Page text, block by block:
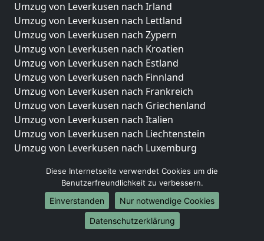
Umzug von Leverkusen nach Irland
Umzug von Leverkusen nach Lettland
Umzug von Leverkusen nach Zypern
Umzug von Leverkusen nach Kroatien
Umzug von Leverkusen nach Estland
Umzug von Leverkusen nach Finnland
Umzug von Leverkusen nach Frankreich
Umzug von Leverkusen nach Griechenland
Umzug von Leverkusen nach Italien
Umzug von Leverkusen nach Liechtenstein
Umzug von Leverkusen nach Luxemburg
Umzug von Leverkusen nach Norwegen
Umzüge-Deutschlandweit
Umzug von Leverkusen nach Berlin
Umzug von Leverkusen nach Hamburg
Diese Internetseite verwendet Cookies um die
Benutzerfreundlichkeit zu verbessern.
Einverstanden
Nur notwendige Cookies
Datenschutzerklärung